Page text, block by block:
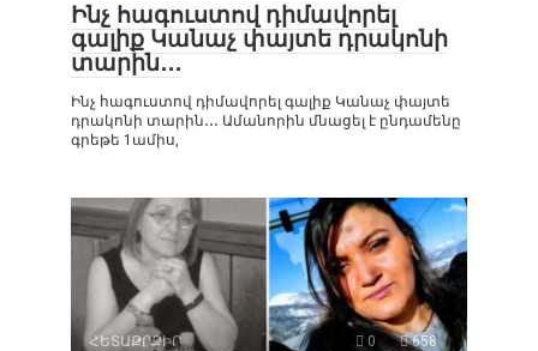
Ինչ հագուստով դիմավորել
գալիք Կանաչ փայտե դրակոնի
տարին․․․
Ինչ հագուստով դիմավորել գալիք Կանաչ փայտե
դրակոնի տարին․․․ Ամանորին մնացել է ընդամենը
գրեթե 1ամիս,
ՀԵՏԱՔՐՔԻՐ 0 658